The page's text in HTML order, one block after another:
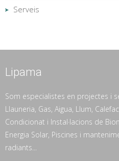
Serveis
Lipama
Som especialistes en projectes i
Llauneria, Gas, Aigua, Llum,
Condicionat i Instal·lacions de
Energia Solar, Piscines i
radiants...